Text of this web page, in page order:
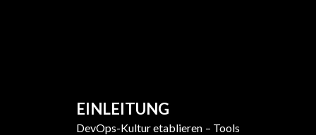
EINLEITUNG
DevOps-Kultur etablieren – Tools